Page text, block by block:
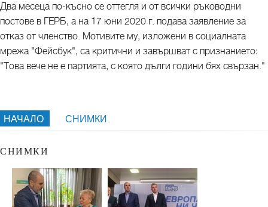
Два месеца по-късно се оттегля и от всички ръководни
постове в ГЕРБ, а на 17 юни 2020 г. подава заявление за
отказ от членство. Мотивите му, изложени в социалната
мрежа "Фейсбук", са критични и завършват с признанието:
"Това вече не е партията, с която дълги години бях свързан."
НАЧАЛО СНИМКИ
СНИМКИ